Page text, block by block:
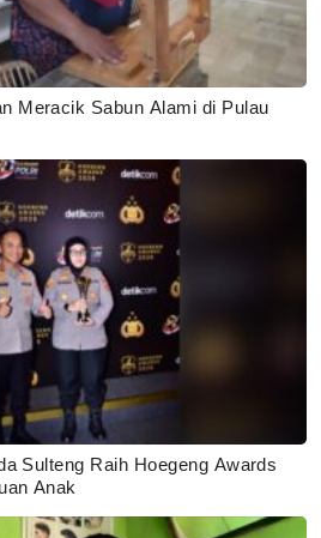
Meracik Sabun Alami di Pulau
Sulteng Raih Hoegeng Awards
Anak